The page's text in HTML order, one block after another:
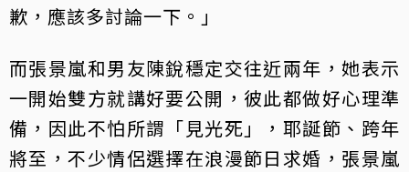
歉，應該多討論一下。」
而張景嵐和男友陳銳穩定交往近兩年，她表示
一開始雙方就講好要公開，彼此都做好心理準
備，因此不怕所謂「見光死」，耶誕節、跨年
將至，不少情侶選擇在浪漫節日求婚，張景嵐